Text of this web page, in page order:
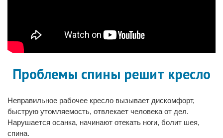
Проблемы спины решит кресло
Неправильное рабочее кресло вызывает дискомфорт,
быструю утомляемость, отвлекает человека от дел.
Нарушается осанка, начинают отекать ноги, болит шея,
спина.